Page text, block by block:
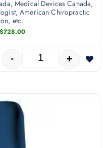
Medical Devices Canada,
American Chiropractic
etc.
$728.00
- +